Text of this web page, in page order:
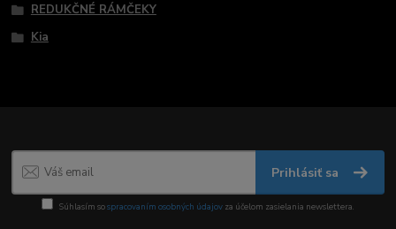
REDUKČNÉ RÁMČEKY
Kia
Prihlásiť sa
Súhlasím sospracovaním osobných údajov za účelom zasielania newslettera.